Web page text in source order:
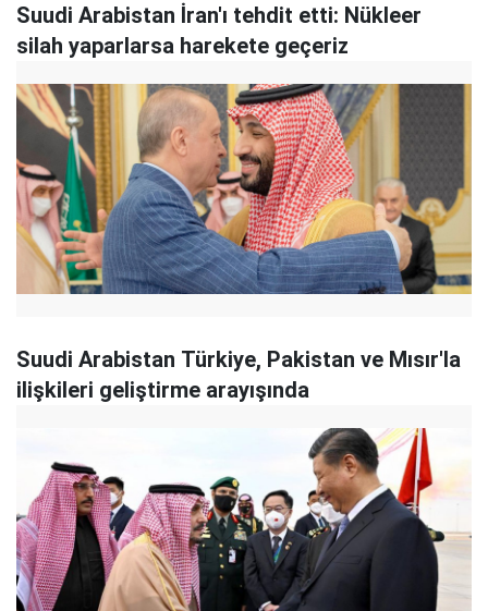
Suudi Arabistan İran'ı tehdit etti: Nükleer
silah yaparlarsa harekete geçeriz
Suudi Arabistan Türkiye, Pakistan ve Mısır'la
ilişkileri geliştirme arayışında